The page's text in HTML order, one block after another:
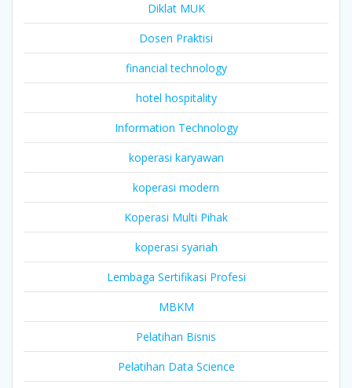
Diklat MUK
Dosen Praktisi
financial technology
hotel hospitality
Information Technology
koperasi karyawan
koperasi modern
Koperasi Multi Pihak
koperasi syariah
Lembaga Sertifikasi Profesi
MBKM
Pelatihan Bisnis
Pelatihan Data Science